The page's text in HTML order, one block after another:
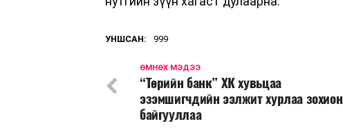
УНШСАН: 999
ӨМНӨХ МЭДЭЭ
“Төрийн банк” ХК хувьцаа
эзэмшигчдийн ээлжит хурлаа зохион
байгууллаа